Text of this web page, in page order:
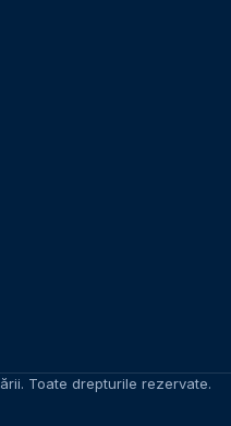
Toate drepturile rezervate.